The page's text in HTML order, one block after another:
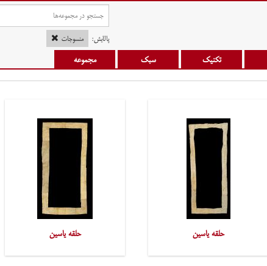
پالایش: منسوجات
تکنیک سبک مجموعه
حلقه یاسین حلقه یاسین